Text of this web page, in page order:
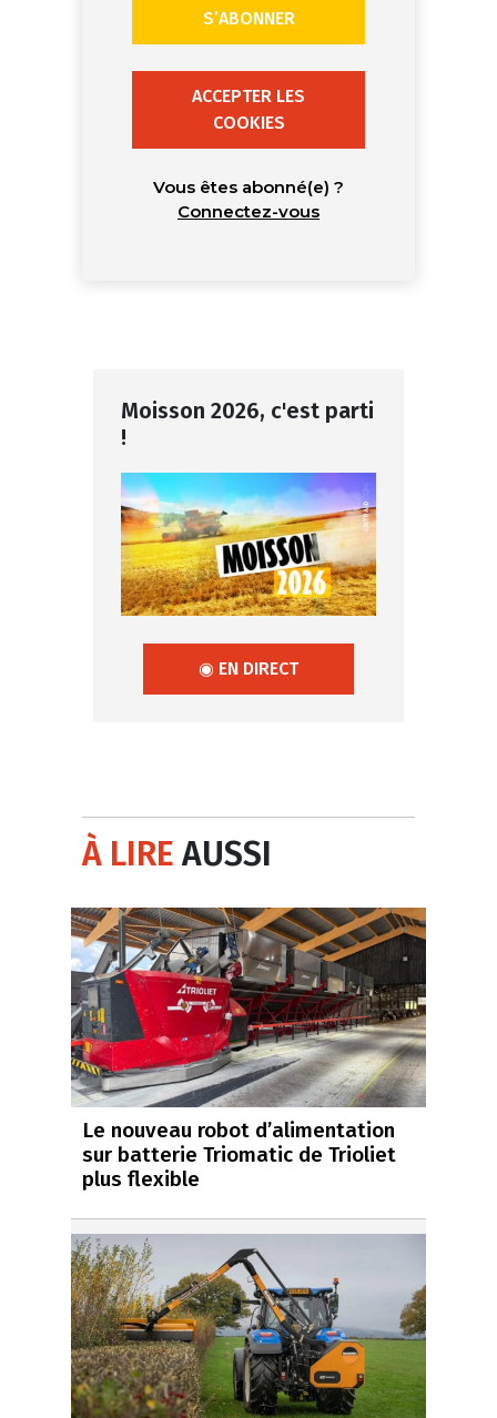
S’ABONNER
ACCEPTER LES
COOKIES
Vous êtes abonné(e) ?
Connectez-vous
Moisson 2026, c'est parti
!
◉ EN DIRECT
À LIREAUSSI
Le nouveau robot d’alimentation
sur batterie Triomatic de Trioliet
plus flexible